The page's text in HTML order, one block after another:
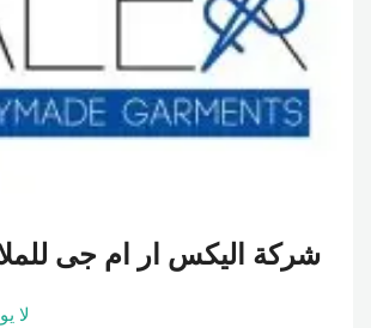
شركة اليكس ار ام جى
لا